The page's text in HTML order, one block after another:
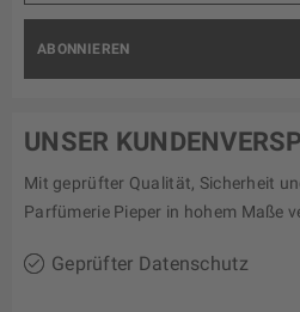
ABONNIEREN
UNSER
Mit geprüfter Qualität, Sicherheit
Parfümerie Pieper in hohem Maße
Geprüfter Datenschutz